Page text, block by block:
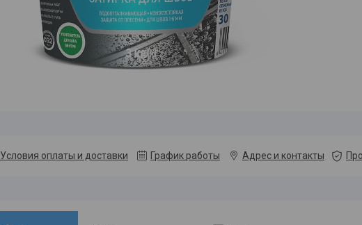
Условия оплаты и доставки График работы Адрес и контакты